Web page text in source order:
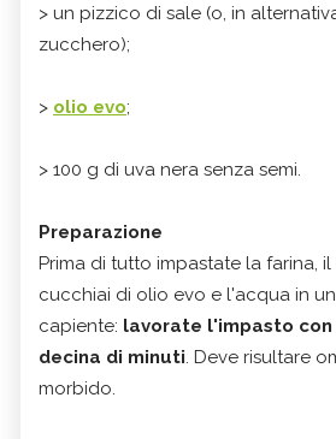
> un pizzico di sale (o, in
zucchero);
> olio evo;
> 100 g di uva nera senza semi.
Preparazione
Prima di tutto impastate la farina,
cucchiai di olio evo e l'acqua in
capiente: lavorate l'impasto con
decina di minuti. Deve risultare
morbido.